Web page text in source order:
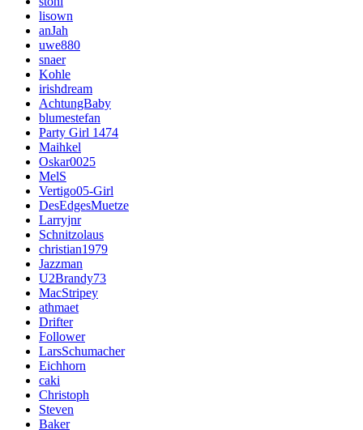
lisown
anJah
uwe880
snaer
Kohle
irishdream
AchtungBaby
blumestefan
Party Girl 1474
Maihkel
Oskar0025
MelS
Vertigo05-Girl
DesEdgesMuetze
Larryjnr
Schnitzolaus
christian1979
Jazzman
U2Brandy73
MacStripey
athmaet
Drifter
Follower
LarsSchumacher
Eichhorn
caki
Christoph
Steven
Baker